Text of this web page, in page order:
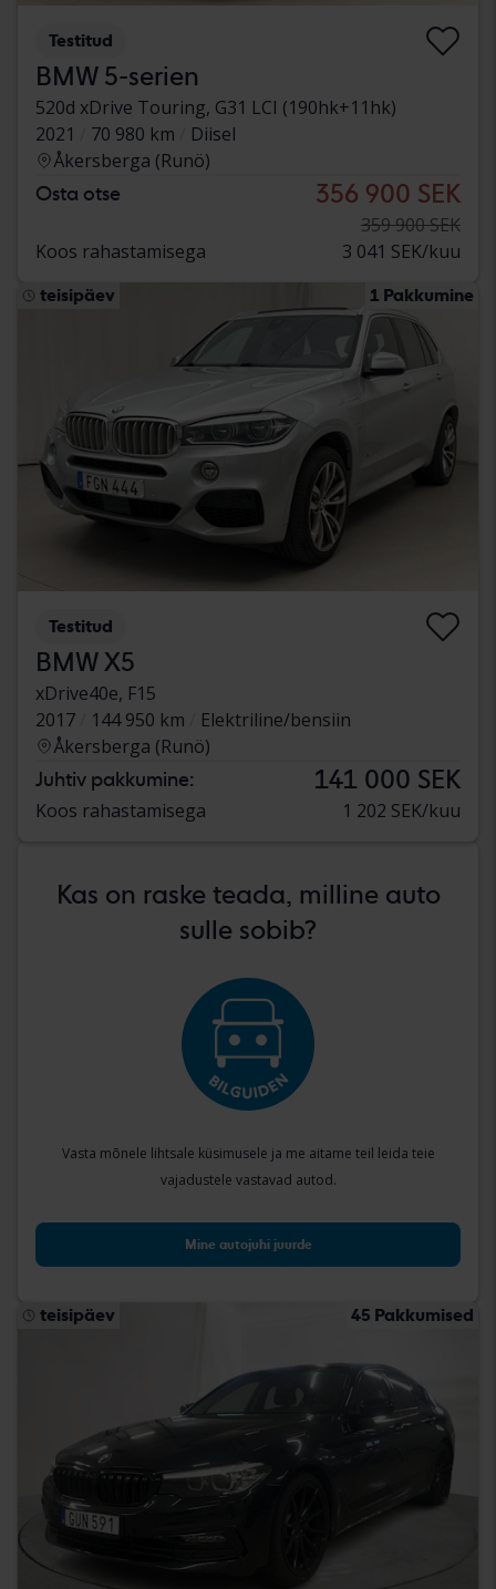
Testitud
BMW 5-serien
520d xDrive Touring, G31 LCI (190hk+11hk)
2021
70 980 km
Diisel
Åkersberga (Runö)
Osta otse 356 900 SEK
359 900 SEK
Koos rahastamisega
3 041 SEK/kuu
teisipäev 1 Pakkumine
Testitud
BMW X5
xDrive40e, F15
2017
144 950 km
Elektriline/bensiin
Åkersberga (Runö)
Juhtiv pakkumine: 141 000 SEK
Koos rahastamisega 1 202 SEK/kuu
Kas on raske teada, milline auto
sulle sobib?
Vasta mõnele lihtsale küsimusele ja me aitame teil leida teie
vajadustele vastavad autod.
Mine autojuhi juurde
teisipäev 45 Pakkumised